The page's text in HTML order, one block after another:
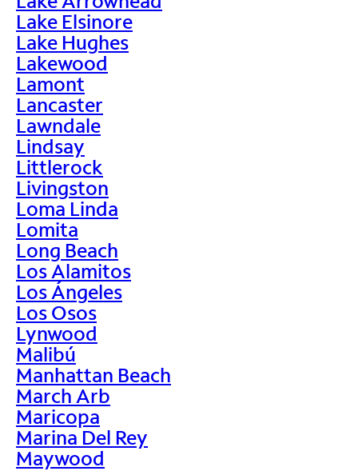
Lake Elsinore
Lake Hughes
Lakewood
Lamont
Lancaster
Lawndale
Lindsay
Littlerock
Livingston
Loma Linda
Lomita
Long Beach
Los Alamitos
Los Ángeles
Los Osos
Lynwood
Malibú
Manhattan Beach
March Arb
Maricopa
Marina Del Rey
Maywood